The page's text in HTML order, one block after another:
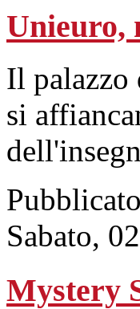
Unieuro,
Il palazzo
si
Sabato,
Mystery